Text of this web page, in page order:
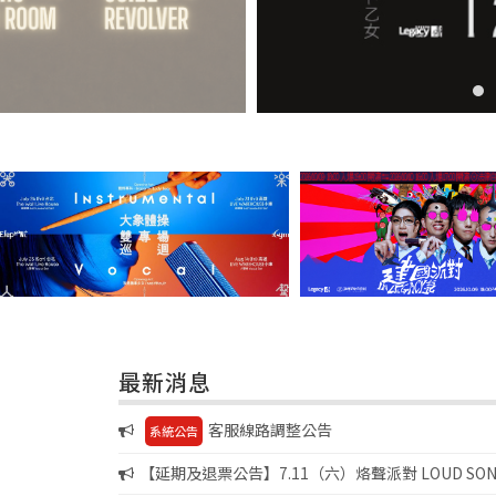
最新消息
系統公告
客服線路調整公告
【延期及退票公告】7.11（六）烙聲派對 LOUD